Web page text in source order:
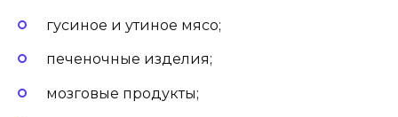
гусиное и утиное мясо;
печеночные изделия;
мозговые продукты;